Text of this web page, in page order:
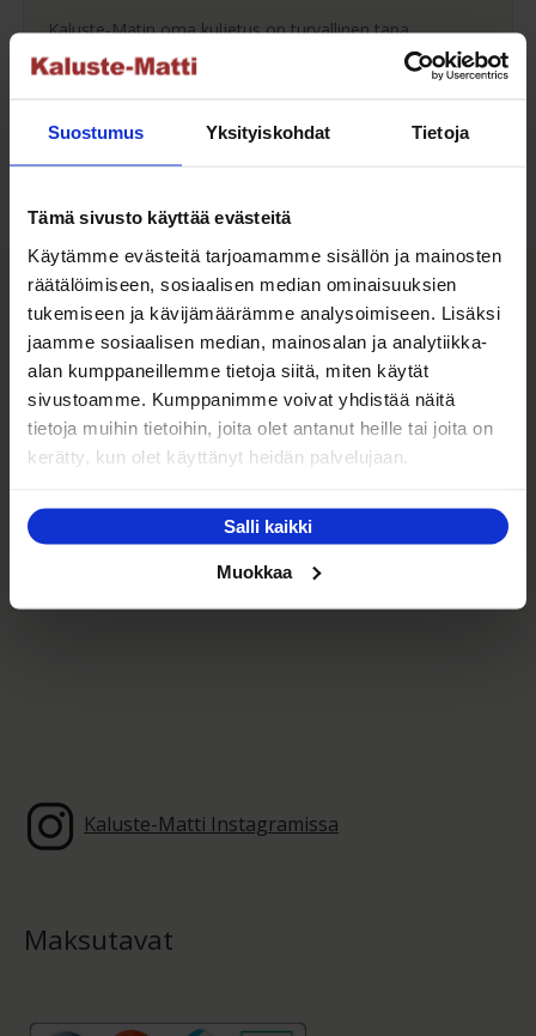
Suostumus Yksityiskohdat Tietoja
Tämä sivusto käyttää evästeitä
Käytämme evästeitä tarjoamamme sisällön ja mainosten
räätälöimiseen, sosiaalisen median ominaisuuksien
tukemiseen ja kävijämäärämme analysoimiseen. Lisäksi
jaamme sosiaalisen median, mainosalan ja analytiikka-
alan kumppaneillemme tietoja siitä, miten käytät
sivustoamme. Kumppanimme voivat yhdistää näitä
tietoja muihin tietoihin, joita olet antanut heille tai joita on
kerätty, kun olet käyttänyt heidän palvelujaan.
Salli kaikki
Muokkaa
Kaluste-Matin oma kuljetus on turvallinen tapa
tuotteiden toimitukseen. Saat varmemmin tuotteet
ehjänä perille - ja vieläpä sisäänkannettuna!
Kuljetuksen hinta Suomessa alk. 59€!
Kaluste-Matti Oy
Kaluste-Matti Oy on vuonna 1994 perheyrityksenä
perustettu huonekalujen vähittäis- sekä
tukkumyymälä. Toimintamme perustana on tarjota
kodin laadukkaita huonekaluja edullisesti,
Tutustu muihin tuotteisiimme kotisivuiltamme:
Kaluste-Matti Instagramissa
Maksutavat